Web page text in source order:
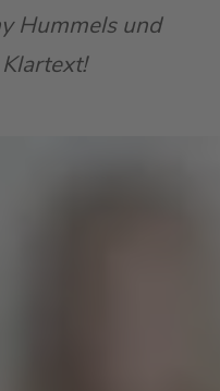
Hummels und